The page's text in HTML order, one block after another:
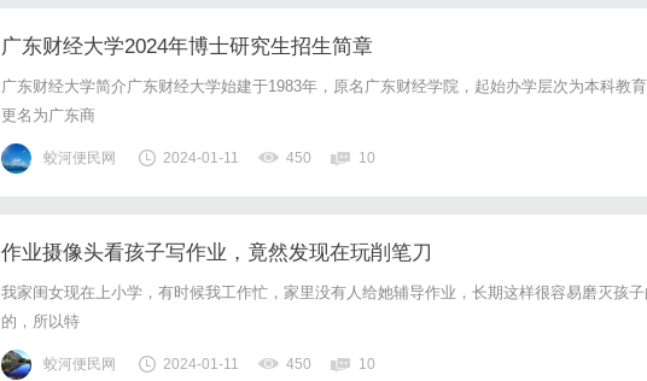
广东财经大学2024年博士研究生招生简章
广东财经大学简介广东财经大学始建于1983年，原名广东财经学院，起始办学层次为本科教
更名为广东商
蛟河便民网 2024-01-11 450 10
作业摄像头看孩子写作业，竟然发现在玩削笔刀
我家闺女现在上小学，有时候我工作忙，家里没有人给她辅导作业，长期这样很容易磨灭孩
的，所以特
蛟河便民网 2024-01-11 450 10